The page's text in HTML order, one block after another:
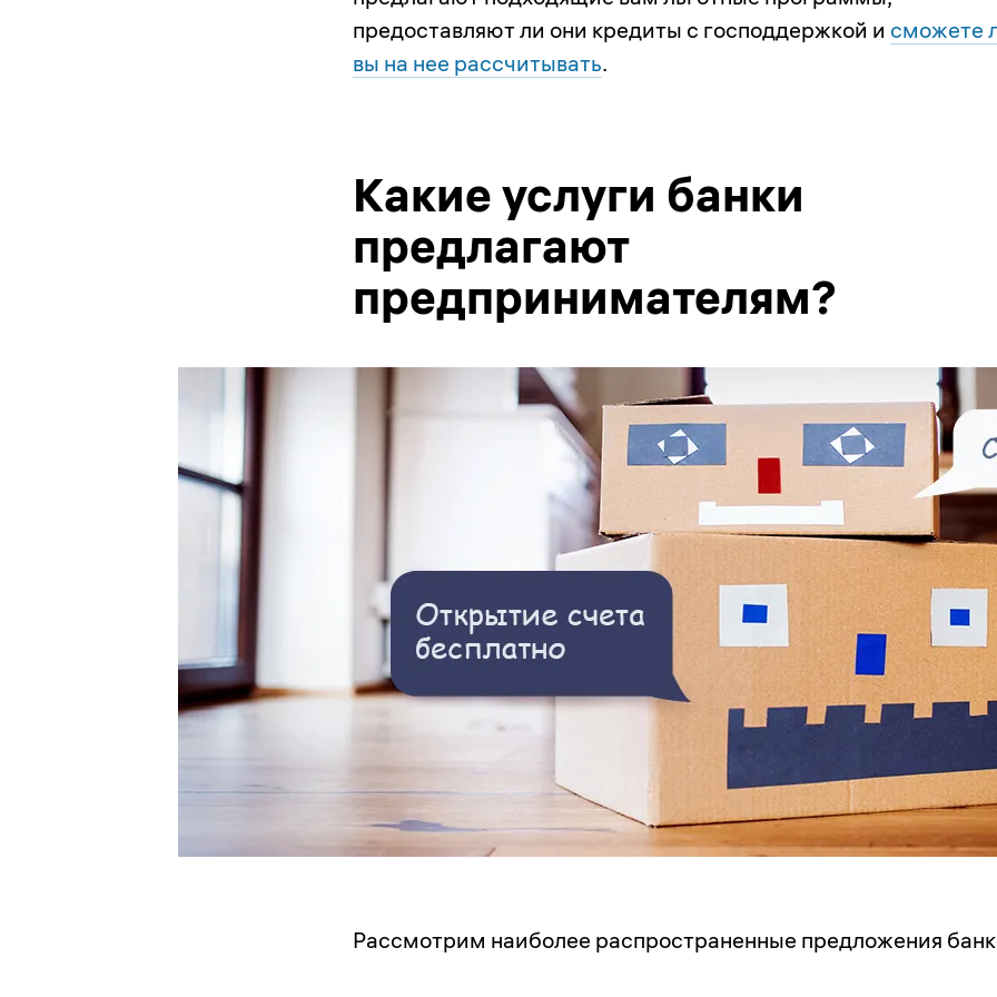
предоставляют ли они кредиты с господдержкой и сможете
вы на нее рассчитывать.
Какие услуги банки
предлагают
предпринимателям?
Рассмотрим наиболее распространенные предложения